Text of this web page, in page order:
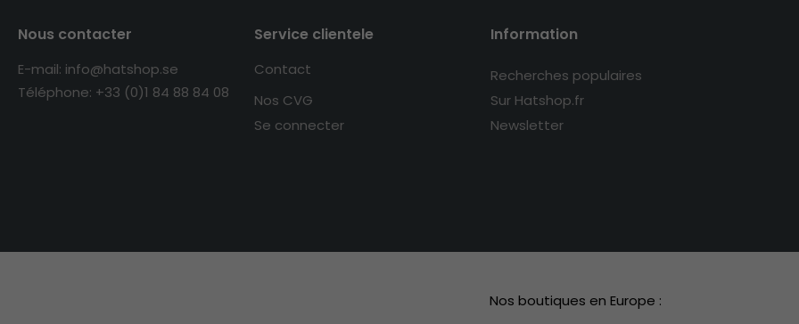
Nous contacter
E-mail: info@hatshop.se
Téléphone: +33 (0)1 84 88 84 08
Service clientele
Contact
Nos CVG
Se connecter
Information
Recherches populaires
Sur Hatshop.fr
Newsletter
Nos boutiques en Europe :